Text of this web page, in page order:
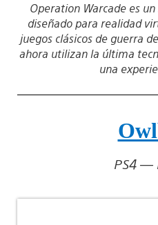
Operation Warcade es
diseñado para realidad
juegos clásicos de guerra
ahora utilizan la última
una
PS4 —